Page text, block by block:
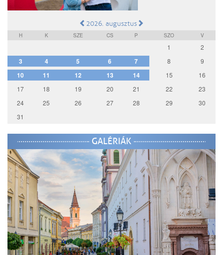
2026. augusztus
H K SZE CS P SZO V
1 2
3 4 5 6 7 8 9
10 11 12 13 14 15
16
17
18 19 20 21 22
23
24
25 26 27 28 29
30
31
GALÉRIÁK